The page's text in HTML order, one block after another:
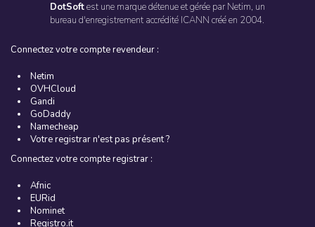
DotSoftest une marque détenue et gérée par Netim, un
bureau d'enregistrement accrédité ICANN créé en 2004.
Connectez votre compte revendeur :
Netim
OVHCloud
Gandi
GoDaddy
Namecheap
Votre registrar n'est pas présent ?
Connectez votre compte registrar :
Afnic
EURid
Nominet
Registro.it